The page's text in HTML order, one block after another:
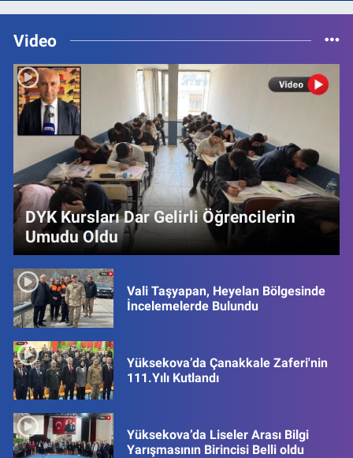
Video
DYK Kursları Dar Gelirli Öğrencilerin
Umudu Oldu
Vali Taşyapan, Heyelan Bölgesinde
İncelemelerde Bulundu
Yüksekova’da Çanakkale Zaferi'nin
111.Yılı Kutlandı
Yüksekova’da Liseler Arası Bilgi
Yarışmasının Birincisi Belli oldu